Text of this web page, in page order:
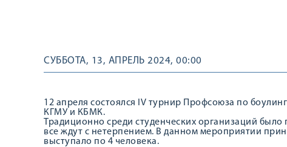
СУББОТА, 13, АПРЕЛЬ 2024, 00:00
12 апреля состоялся IV турнир Профсоюза по
КГМУ и КБМК.
Традиционно среди студенческих организаций
все ждут с нетерпением. В данном мероприятии
выступало по 4 человека.